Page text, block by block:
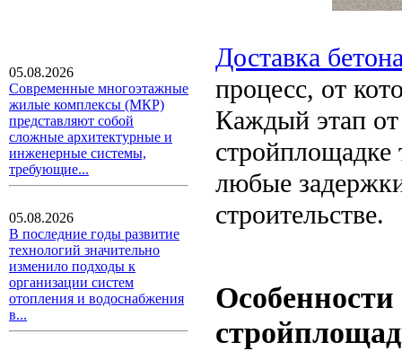
05.08.2026
Современные многоэтажные
жилые комплексы (МКР)
представляют собой
сложные архитектурные и
инженерные системы,
требующие...
05.08.2026
В последние годы развитие
технологий значительно
изменило подходы к
организации систем
отопления и водоснабжения
в...
Доставка
процесс, от
Каждый этап от
стройплощадке
любые
строительстве.
Особенности